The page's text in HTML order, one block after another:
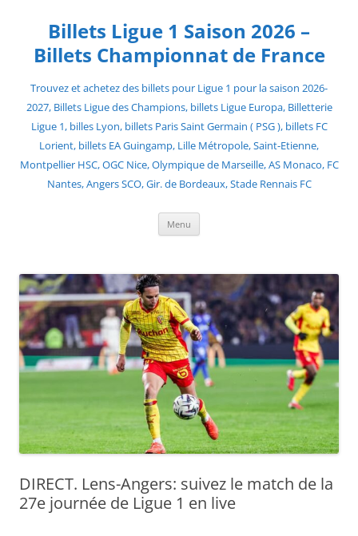
contentBillets Ligue 1 Saison 2026 –
Billets Championnat de France
Trouvez et achetez des billets pour Ligue 1 pour la saison 2026-
2027, Billets Ligue des Champions, billets Ligue Europa, Billetterie
Ligue 1, billes Lyon, billets Paris Saint Germain ( PSG ), billets FC
Lorient, billets EA Guingamp, Lille Métropole, Saint-Etienne,
Montpellier HSC, OGC Nice, Olympique de Marseille, AS Monaco, FC
Nantes, Angers SCO, Gir. de Bordeaux, Stade Rennais FC
Menu
DIRECT. Lens-Angers: suivez le match de la
27e journée de Ligue 1 en live